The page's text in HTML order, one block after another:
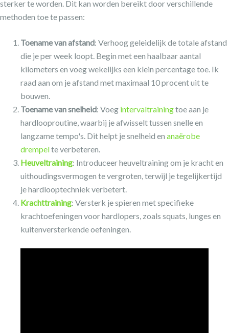
sterker te worden. Dit kan worden bereikt door verschillende
methoden toe te passen:
Toename van afstand: Verhoog geleidelijk de totale afstand
die je per week loopt. Begin met een haalbaar aantal
kilometers en voeg wekelijks een klein percentage toe. Ik
raad aan om je afstand met maximaal 10 procent uit te
bouwen.
Toename van snelheid: Voeg intervaltrainingtoe aan je
hardlooproutine, waarbij je afwisselt tussen snelle en
langzame tempo's. Dit helpt je snelheid en anaërobe
drempelte verbeteren.
Heuveltraining: Introduceer heuveltraining om je kracht en
uithoudingsvermogen te vergroten, terwijl je tegelijkertijd
je hardlooptechniek verbetert.
Krachttraining: Versterk je spieren met specifieke
krachtoefeningen voor hardlopers, zoals squats, lunges en
kuitenversterkende oefeningen.